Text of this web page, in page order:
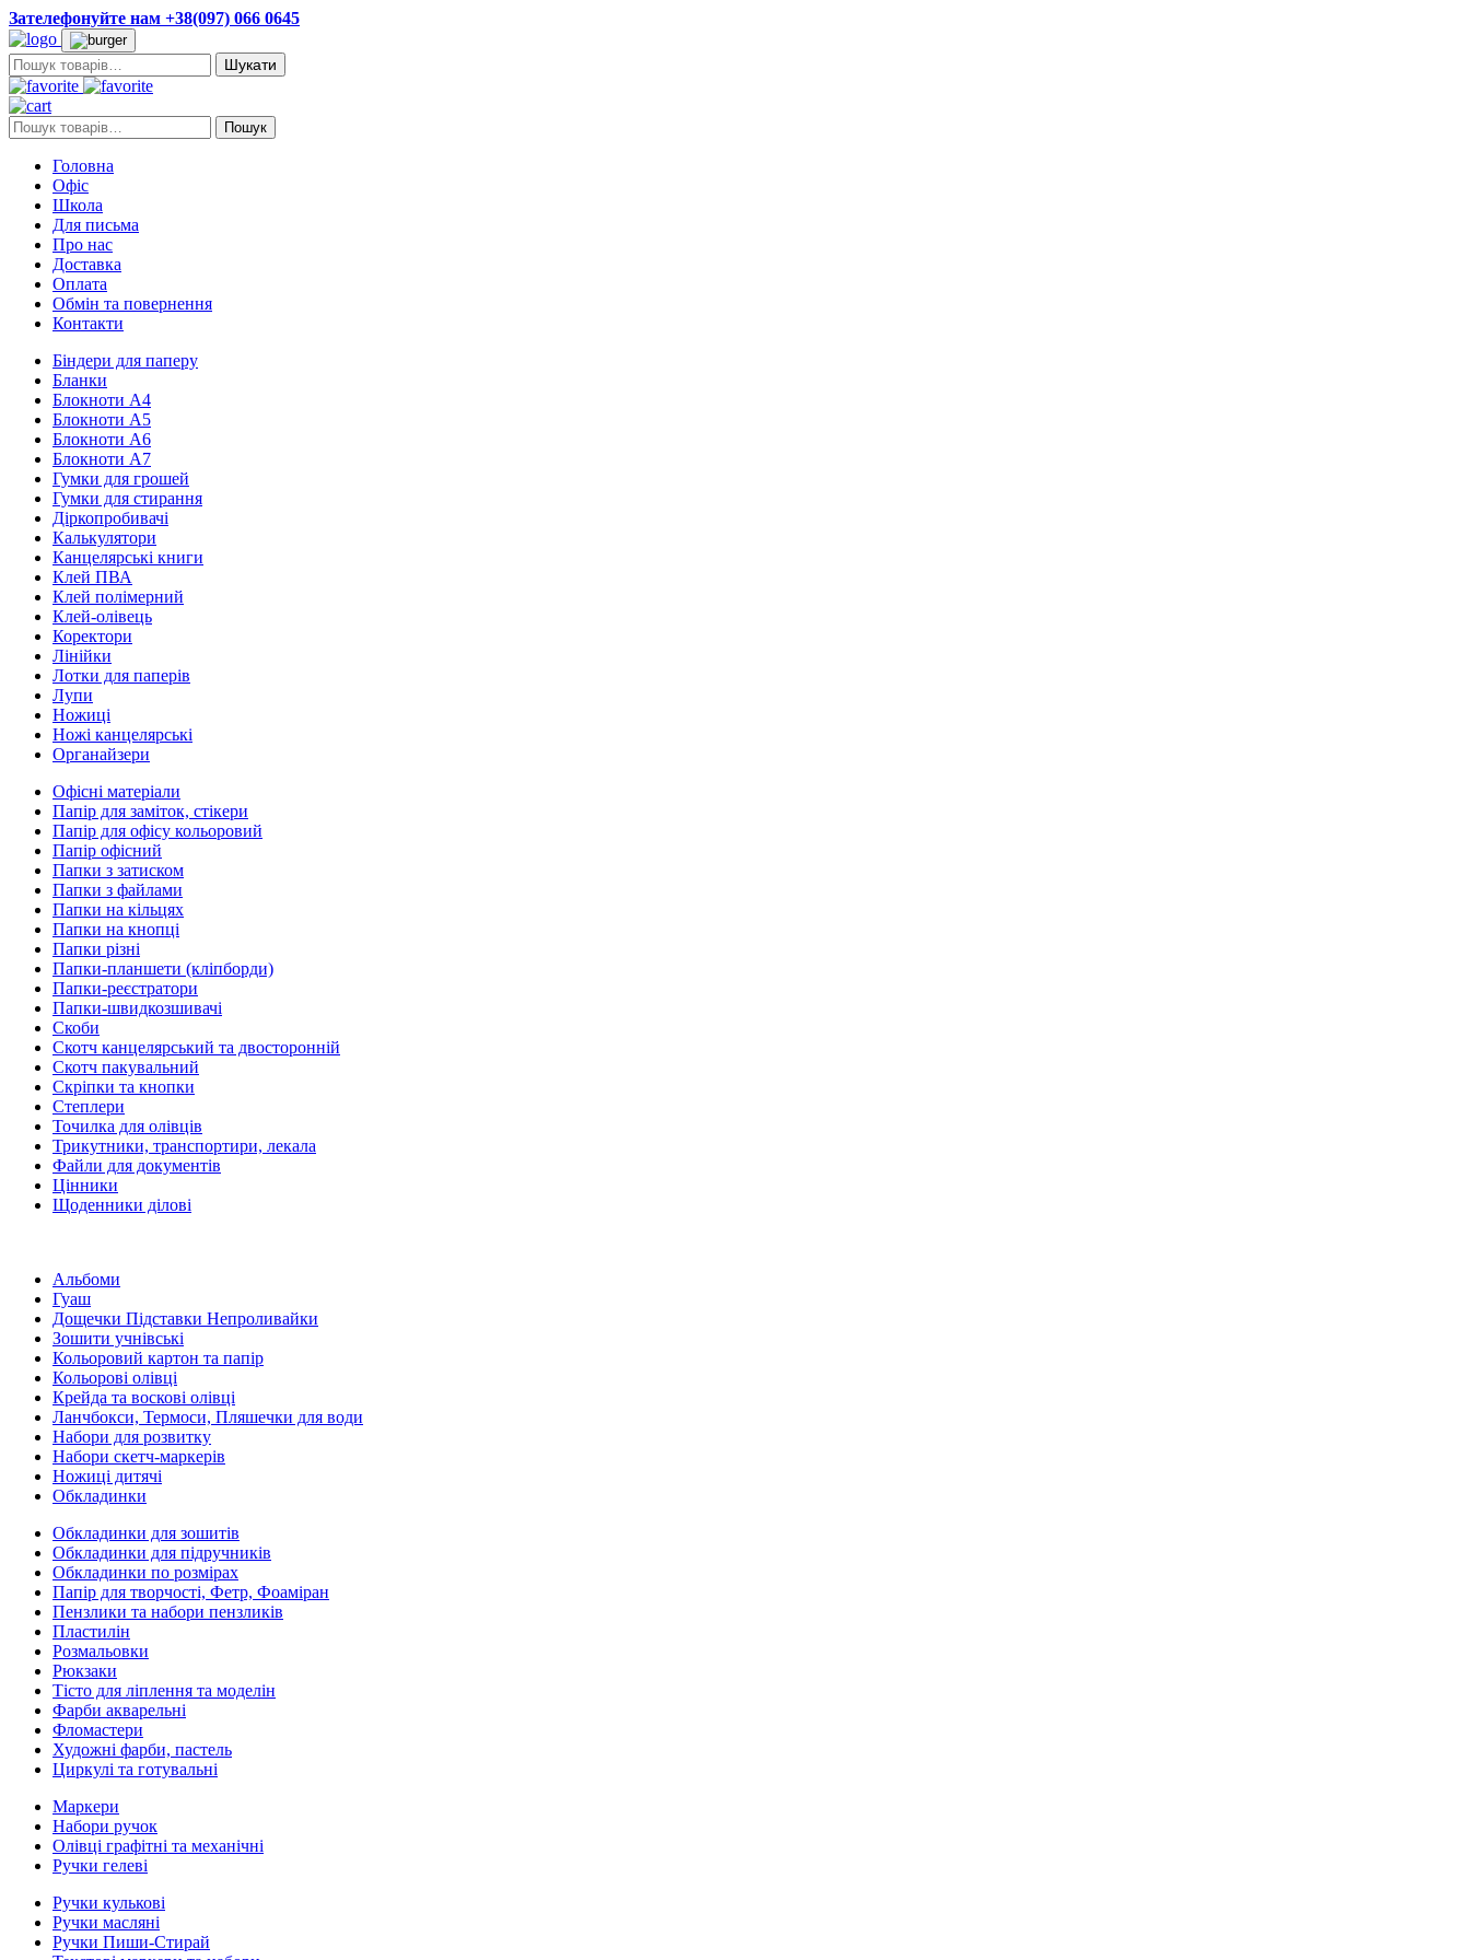
Зателефонуйте нам +38(097) 066 0645
Пошук:
Пошук: Пошук
Головна
Офіс
Школа
Для письма
Про нас
Доставка
Оплата
Обмін та повернення
Контакти
Біндери для паперу
Бланки
Блокноти А4
Блокноти А5
Блокноти А6
Блокноти А7
Гумки для грошей
Гумки для стирання
Діркопробивачі
Калькулятори
Канцелярські книги
Клей ПВА
Клей полімерний
Клей-олівець
Коректори
Лінійки
Лотки для паперів
Лупи
Ножиці
Ножі канцелярські
Органайзери
Офісні матеріали
Папір для заміток, стікери
Папір для офісу кольоровий
Папір офісний
Папки з затиском
Папки з файлами
Папки на кільцях
Папки на кнопці
Папки різні
Папки-планшети (кліпборди)
Папки-реєстратори
Папки-швидкозшивачі
Скоби
Скотч канцелярський та двосторонній
Скотч пакувальний
Скріпки та кнопки
Степлери
Точилка для олівців
Трикутники, транспортири, лекала
Файли для документів
Цінники
Щоденники ділові
Альбоми
Гуаш
Дощечки Підставки Непроливайки
Зошити учнівські
Кольоровий картон та папір
Кольорові олівці
Крейда та воскові олівці
Ланчбокси, Термоси, Пляшечки для води
Набори для розвитку
Набори скетч-маркерів
Ножиці дитячі
Обкладинки
Обкладинки для зошитів
Обкладинки для підручників
Обкладинки по розмірах
Папір для творчості, Фетр, Фоаміран
Пензлики та набори пензликів
Пластилін
Розмальовки
Рюкзаки
Тісто для ліплення та моделін
Фарби акварельні
Фломастери
Художні фарби, пастель
Циркулі та готувальні
Маркери
Набори ручок
Олівці графітні та механічні
Ручки гелеві
Ручки кулькові
Ручки масляні
Ручки Пиши-Стирай